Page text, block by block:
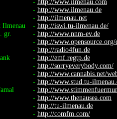
- http://www.ilmenau.com
- http://www.ilmenau.de
- http://ilmenau.net
Ilmenau - http://iswi.tu-ilmenau.de/
gr. - http://www.nnm-ev.de
- http://www.opensource.org/
- http://radio4fun.de
- http://emf.regtp.de
- http://sorryeverybody.com/
- http://www.cannabis.net/
- http://www.stud.tu-
- http://
- http://www.thenausea.com
- http://tu-ilmenau.de
- http://comfm.com/